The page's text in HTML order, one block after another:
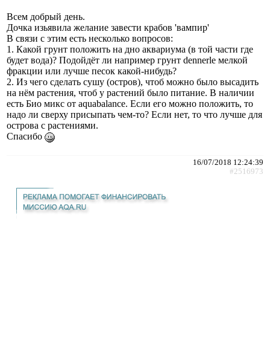
Всем добрый день.
Дочка изьявила желание завести крабов 'вампир'
В связи с этим есть несколько вопросов:
1. Какой грунт положить на дно аквариума (в той части где
будет вода)? Подойдёт ли например грунт dennerle мелкой
фракции или лучше песок какой-нибудь?
2. Из чего сделать сушу (остров), чтоб можно было высадить
на нём растения, чтоб у растений было питание. В наличии
есть Био микс от aquabalance. Если его можно положить, то
надо ли сверху присыпать чем-то? Если нет, то что лучше для
острова с растениями.
Спасибо
16/07/2018 12:24:39
#2516973